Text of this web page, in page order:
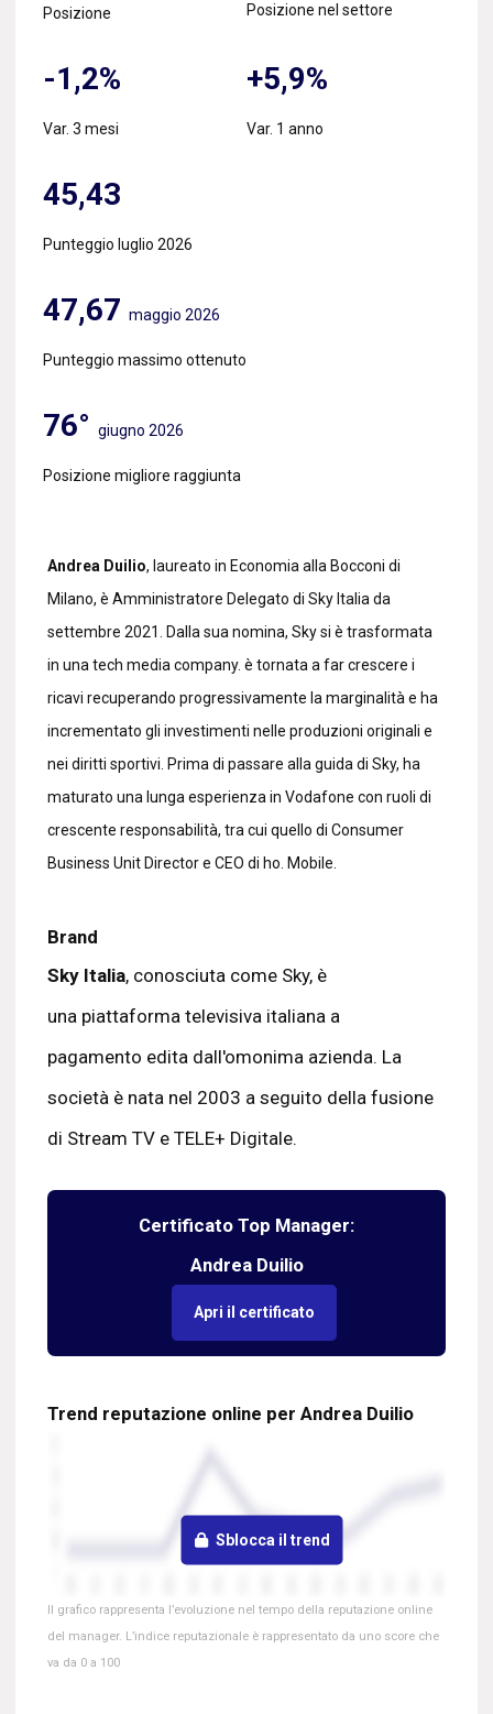
Posizione Posizione nel settore
-1,2%
Var. 3 mesi
+5,9%
Var. 1 anno
45,43
Punteggio luglio 2026
47,67 maggio 2026
Punteggio massimo ottenuto
76° giugno 2026
Posizione migliore raggiunta
Andrea Duilio, laureato in Economia alla Bocconi di
Milano, è Amministratore Delegato di Sky Italia da
settembre 2021. Dalla sua nomina, Sky si è trasformata
in una tech media company. è tornata a far crescere i
ricavi recuperando progressivamente la marginalità e ha
incrementato gli investimenti nelle produzioni originali e
nei diritti sportivi. Prima di passare alla guida di Sky, ha
maturato una lunga esperienza in Vodafone con ruoli di
crescente responsabilità, tra cui quello di Consumer
Business Unit Director e CEO di ho. Mobile.
Brand
Sky Italia, conosciuta come Sky, è
una piattaforma televisiva italiana a
pagamento edita dall'omonima azienda. La
società è nata nel 2003 a seguito della fusione
di Stream TV e TELE+ Digitale.
Certificato Top Manager:
Andrea Duilio
Apri il certificato
Trend reputazione online per Andrea Duilio
Sblocca il trend
Il grafico rappresenta l’evoluzione nel tempo della reputazione online
del manager. L’indice reputazionale è rappresentato da uno score che
va da 0 a 100